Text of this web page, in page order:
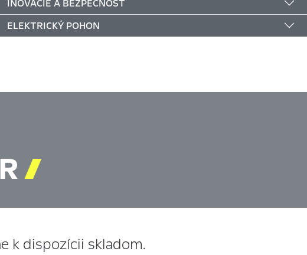
INOVÁCIE A BEZPEČNOSŤ
ELEKTRICKÝ POHON

k dispozícii skladom.